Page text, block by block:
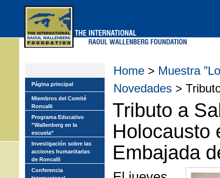
Home > Muestra
Novedades >
Tributo a
Holocausto
Embajada
Página principal
Miembros del Comité
Roncalli
Programa Educativo
”Wallenberg en la
escuela”
Investigación sobre las
acciones humanitarias
de Roncalli
Conferencia